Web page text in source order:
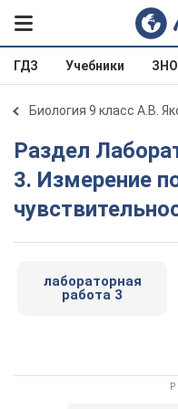
ГДЗ Учебники ЗНО
Биология 9 класс А.В.
Раздел Лабораторная работа №
3. Измерение
лабораторная
работа 3